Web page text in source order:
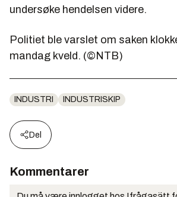
undersøke hendelsen videre.
Politiet ble varslet om saken
mandag kveld. (©NTB)
INDUSTRI INDUSTRISKIP
Del
Kommentarer